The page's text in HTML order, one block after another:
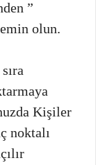
”
olun.
Kişiler
noktalı